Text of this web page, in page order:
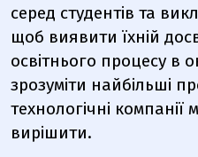
серед студентів та
щоб виявити їхній
освітнього процесу в
зрозуміти найбільші
технологічні
вирішити.